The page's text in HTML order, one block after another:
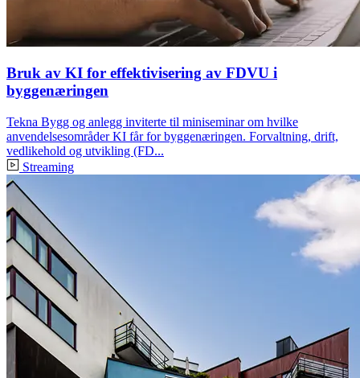
Bruk av KI for effektivisering av FDVU i
byggenæringen
Tekna Bygg og anlegg inviterte til miniseminar om hvilke
anvendelsesområder KI får for byggenæringen. Forvaltning, drift,
vedlikehold og utvikling (FD...
Streaming